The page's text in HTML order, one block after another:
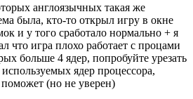
англоязычных такая же
была, кто-то открыл игру в окне
и у того сработало нормально + я
что игра плохо работает с процами
больше 4 ядер, попробуйте урезать
ядер процессора,
(но не уверен)